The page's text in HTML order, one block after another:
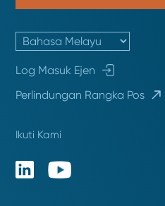
Log Masuk Ejen
Perlindungan Rangka Pos
Ikuti Kami